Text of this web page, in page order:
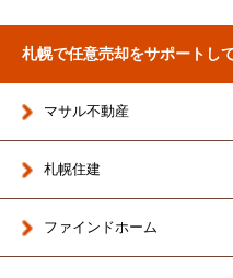
札幌で任意売却をサポートし
マサル不動産
札幌住建
ファインドホーム